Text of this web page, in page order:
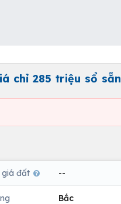
chỉ 285 triệu sổ sẵn
đất --
Bắc